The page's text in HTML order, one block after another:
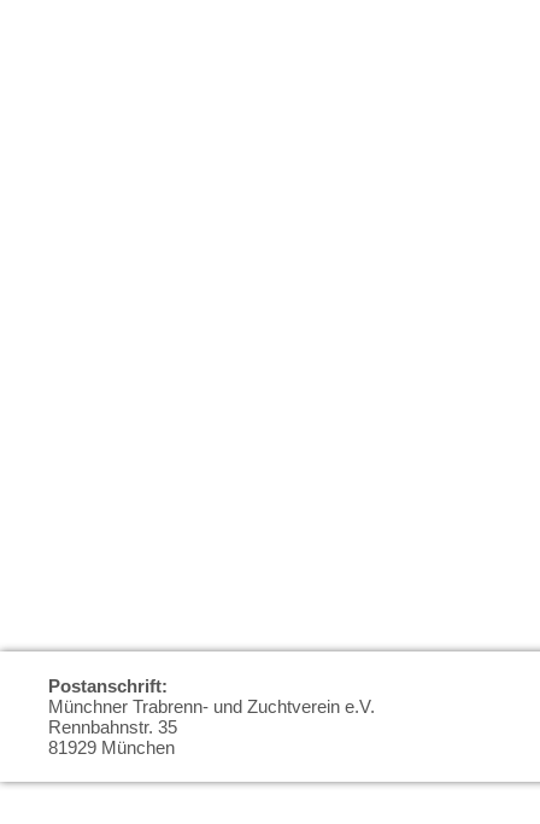
Postanschrift:
Münchner Trabrenn- und Zuchtverein e.V.
Rennbahnstr. 35
81929 München